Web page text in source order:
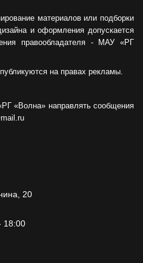
материалов или подборки
и оформления допускается
правообладателя - МАУ «РГ
на правах рекламы.
«Волна» направлять сообщения
20
18:00